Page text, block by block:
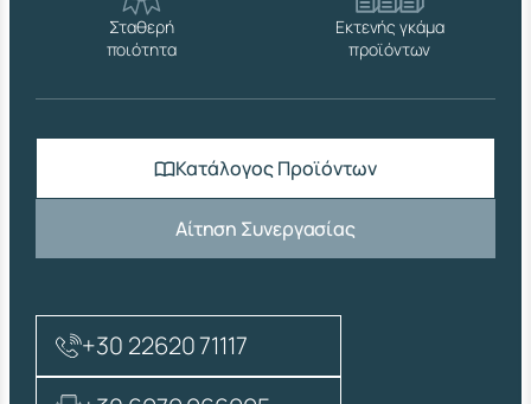
ο
η
Σταθερή
ποιότητα
Εκτενής γκάμα
προϊόντων
Κατάλογος Προϊόντων
Αίτηση Συνεργασίας
+30 22620 71117